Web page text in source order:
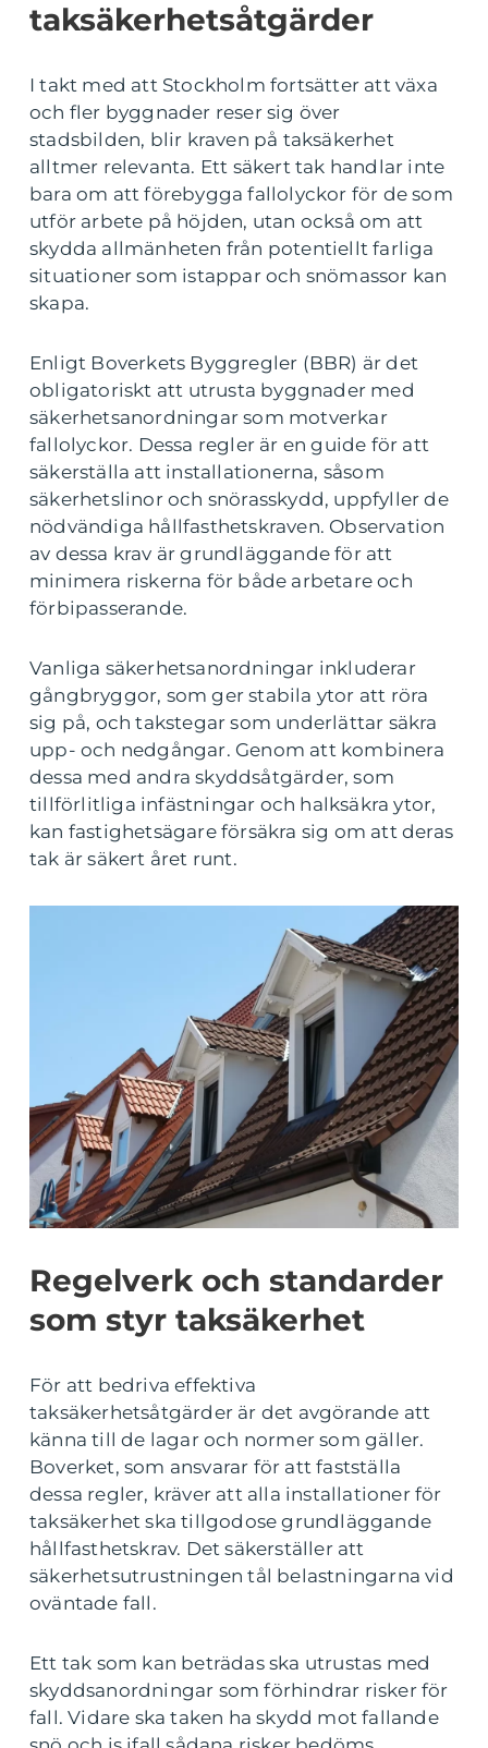
taksäkerhetsåtgärder
I takt med att Stockholm fortsätter att växa
och fler byggnader reser sig över
stadsbilden, blir kraven på taksäkerhet
alltmer relevanta. Ett säkert tak handlar inte
bara om att förebygga fallolyckor för de som
utför arbete på höjden, utan också om att
skydda allmänheten från potentiellt farliga
situationer som istappar och snömassor kan
skapa.
Enligt Boverkets Byggregler (BBR) är det
obligatoriskt att utrusta byggnader med
säkerhetsanordningar som motverkar
fallolyckor. Dessa regler är en guide för att
säkerställa att installationerna, såsom
säkerhetslinor och snörasskydd, uppfyller de
nödvändiga hållfasthetskraven. Observation
av dessa krav är grundläggande för att
minimera riskerna för både arbetare och
förbipasserande.
Vanliga säkerhetsanordningar inkluderar
gångbryggor, som ger stabila ytor att röra
sig på, och takstegar som underlättar säkra
upp- och nedgångar. Genom att kombinera
dessa med andra skyddsåtgärder, som
tillförlitliga infästningar och halksäkra ytor,
kan fastighetsägare försäkra sig om att deras
tak är säkert året runt.
Regelverk och standarder
som styr taksäkerhet
För att bedriva effektiva
taksäkerhetsåtgärder är det avgörande att
känna till de lagar och normer som gäller.
Boverket, som ansvarar för att fastställa
dessa regler, kräver att alla installationer för
taksäkerhet ska tillgodose grundläggande
hållfasthetskrav. Det säkerställer att
säkerhetsutrustningen tål belastningarna vid
oväntade fall.
Ett tak som kan beträdas ska utrustas med
skyddsanordningar som förhindrar risker för
fall. Vidare ska taken ha skydd mot fallande